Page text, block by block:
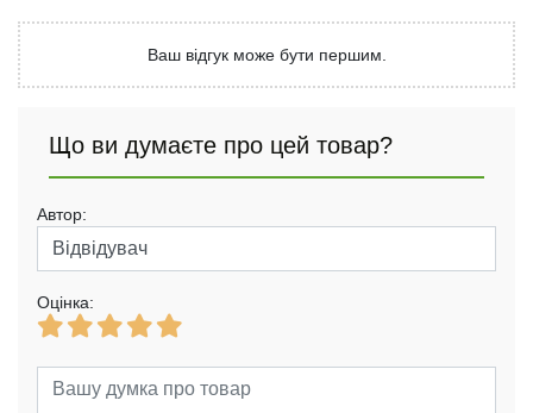
Ваш відгук може бути першим.
Що ви думаєте про цей товар?
Автор:
Оцінка: